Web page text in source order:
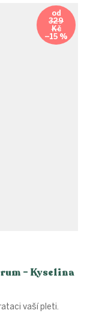
od
329
Kč
–15 %
– Kyselina
vaší pleti.